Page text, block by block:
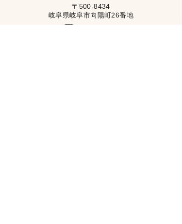
〒500-8434
岐阜県岐阜市向陽町26番地